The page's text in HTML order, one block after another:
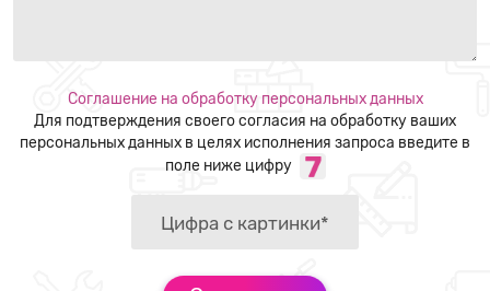
Соглашение на обработку персональных данных
Для подтверждения своего согласия на обработку ваших
персональных данных в целях исполнения запроса введите в
поле ниже цифру